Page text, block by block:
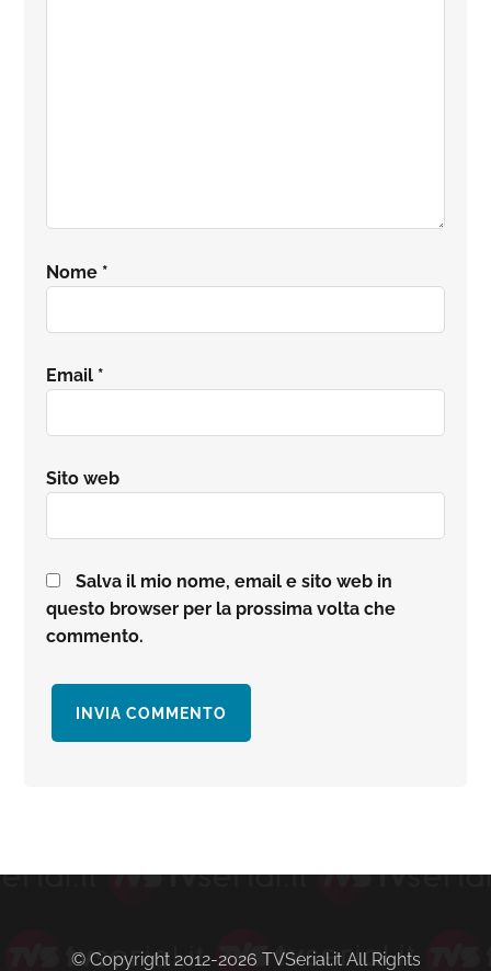
Nome *
Email *
Sito web
Salva il mio nome, email e sito web in
questo browser per la prossima volta che
commento.
primaria
© Copyright 2012-2026 TVSerial.it All Rights